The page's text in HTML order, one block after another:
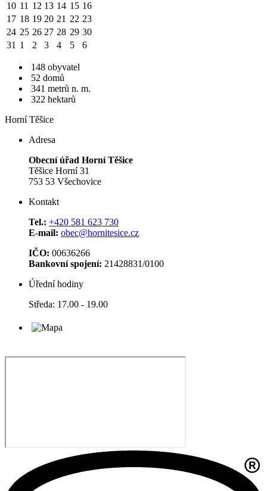
10 11 12 13 14 15 16
17 18 19 20 21 22 23
24 25 26 27 28 29 30
31 1 2 3 4 5 6
148 obyvatel
52 domů
341 metrů n. m.
322 hektarů
Horní Těšice
Adresa
Obecní úřad Horní Těšice
Těšice Horní 31
753 53 Všechovice
Kontakt
Tel.: +420 581 623 730
E-mail: obec@hornitesice.cz
IČO: 00636266
Bankovní spojení: 21428831/0100
Úřední hodiny
Středa: 17.00 - 19.00